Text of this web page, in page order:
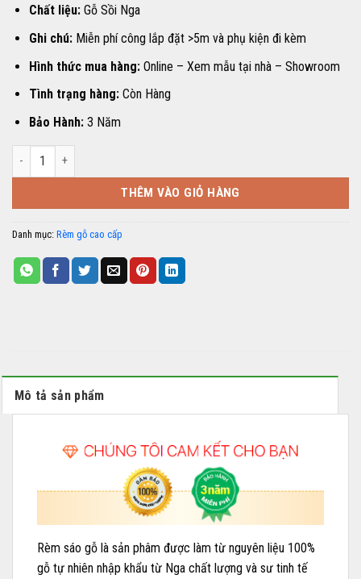
Chất liệu: Gỗ Sồi Nga
Ghi chú: Miễn phí công lắp đặt >5m và phụ kiện đi kèm
Hình thức mua hàng: Online – Xem mẫu tại nhà – Showroom
Tình trạng hàng: Còn Hàng
Bảo Hành: 3 Năm
RÈM SÁO GỖ HP-02 số lượng
THÊM VÀO GIỎ HÀNG
Danh mục: Rèm gỗ cao cấp
Mô tả sản phẩm
Rèm sáo gỗ là sản phâm được làm từ nguyên liệu 100%
gỗ tự nhiên nhập khẩu từ Nga chất lượng và sư tinh tế